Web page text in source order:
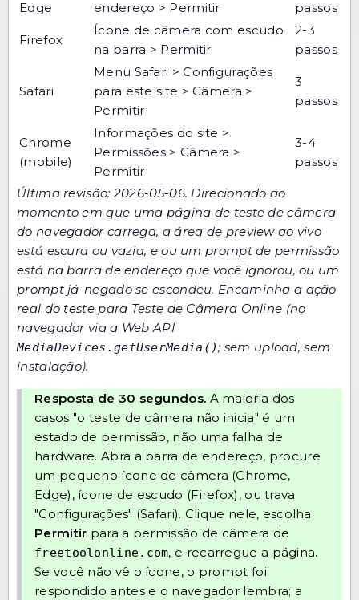
Edge
endereço > Permitir
passos
Firefox
Ícone de câmera com escudo
na barra > Permitir
2-3
passos
Safari
Menu Safari > Configurações
para este site > Câmera >
Permitir
3
passos
Chrome
(mobile)
Informações do site >
Permissões > Câmera >
Permitir
3-4
passos
Última revisão: 2026-05-06. Direcionado ao
momento em que uma página de teste de câmera
do navegador carrega, a área de preview ao vivo
está escura ou vazia, e ou um prompt de permissão
está na barra de endereço que você ignorou, ou um
prompt já-negado se escondeu. Encaminha a ação
real do teste para Teste de Câmera Online (no
navegador via a Web API
MediaDevices.getUserMedia(); sem upload, sem
instalação).
Resposta de 30 segundos. A maioria dos
casos "o teste de câmera não inicia" é um
estado de permissão, não uma falha de
hardware. Abra a barra de endereço, procure
um pequeno ícone de câmera (Chrome,
Edge), ícone de escudo (Firefox), ou trava
"Configurações" (Safari). Clique nele, escolha
Permitir para a permissão de câmera de
freetoolonline.com, e recarregue a página.
Se você não vê o ícone, o prompt foi
respondido antes e o navegador lembra; a